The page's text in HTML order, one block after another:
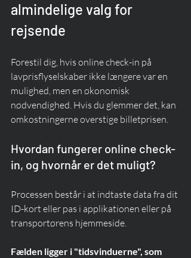
almindelige valg for
rejsende
Forestil dig, hvis online check-in på
lavprisflyselskaber ikke længere var en
mulighed, men en økonomisk
nødvendighed. Hvis du glemmer det, kan
omkostningerne overstige billetprisen.
Hvordan fungerer online check-
in, og hvornår er det muligt?
Processen består i at indtaste data fra dit
ID-kort eller pas i applikationen eller på
transportørens hjemmeside.
Fælden ligger i "tidsvinduerne", som